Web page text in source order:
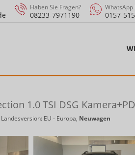
Haben Sie Fragen?
08233-7971190
WhatsApp
0157-
1.0 TSI DSG
Landesversion: EU - Europa, Neuwagen